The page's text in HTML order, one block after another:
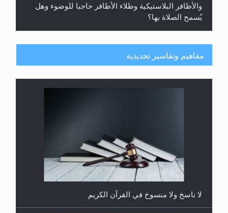
والأظافر البلاستيكية وطلاء الأظافر حاجبا للوضوء وهل
يُسمح الصلاة بها؟
هل يُحسب حول الزكاة وفق السنة الميلادية أو الهجرية؟
مفاهيم وتفاسير تجديدية
لا ناسخ ولا منسوخ في القرآن الكريم